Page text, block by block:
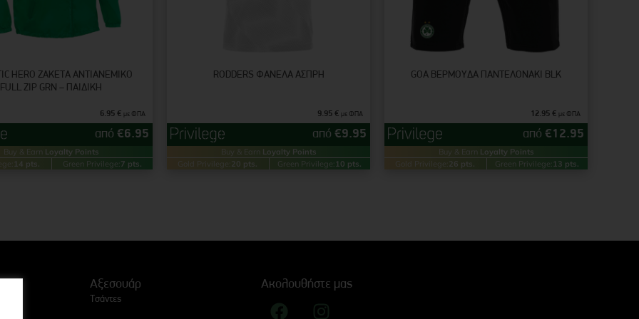
HERO ΖΑΚΈΤΑ ΑΝΤΙΑΝΕΜΙΚΌ
FULL ZIP GRN – ΠΑΙΔΙΚΉ
6.95 € με ΦΠΑ
από €6.95
Buy & Earn Loyalty Points
14 pts. Green Privilege:7 pts.
RODDERS ΦΑΝΈΛΑ ΆΣΠΡΗ
9.95 € με ΦΠΑ
από €9.95
Buy & Earn Loyalty Points
Gold Privilege: 20 pts. Green Privilege:10 pts.
GOA ΒΕΡΜΟΎΔΑ ΠΑΝΤΕΛΟΝΆΚΙ BLK
12.95 € με ΦΠΑ
από €12.95
Buy & Earn Loyalty Points
Gold Privilege: 26 pts. Green Privilege:13 pts.
Αξεσουάρ
Τσάντες
Ακολουθήστε μας